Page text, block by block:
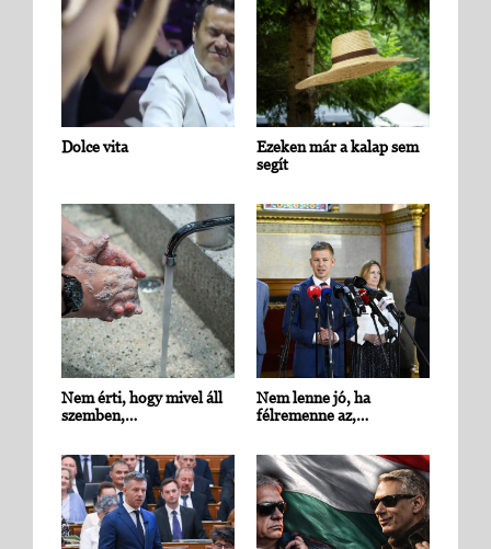
Dolce vita
Ezeken már a kalap sem
segít
Nem érti, hogy mivel áll
szemben,…
Nem lenne jó, ha
félremenne az,…